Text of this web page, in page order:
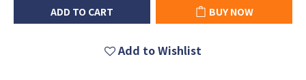
ADD TO CART BUY NOW
Add to Wishlist